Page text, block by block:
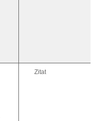
Zitat